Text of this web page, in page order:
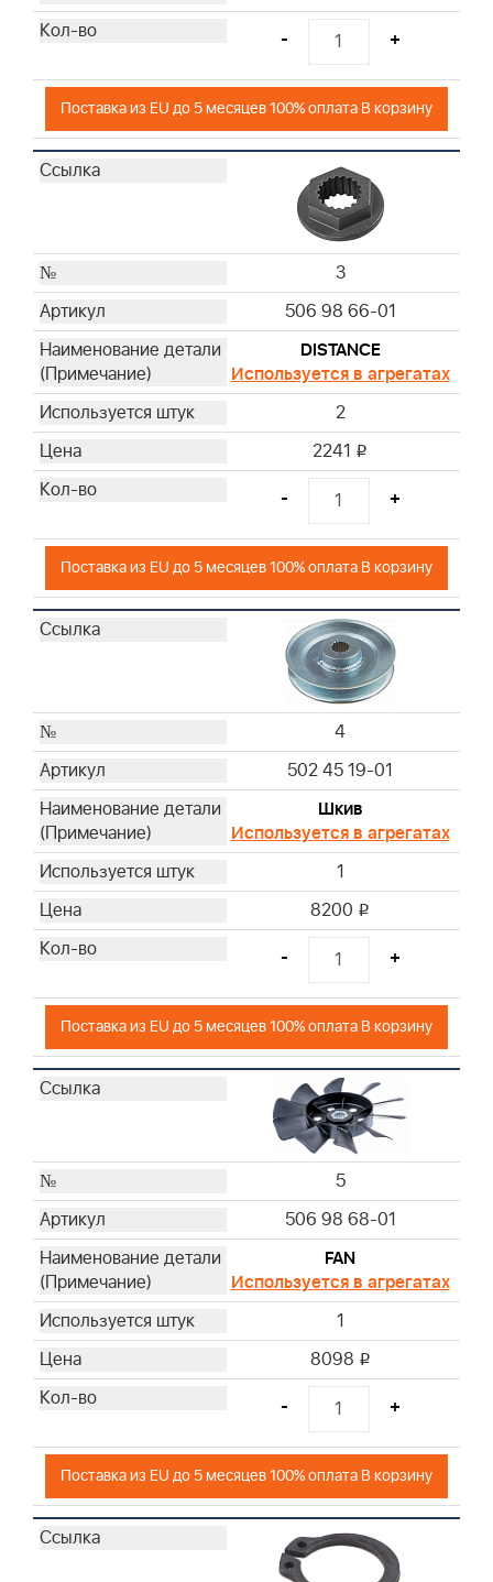
-
+
Поставка из EU до 5 месяцев 100% оплата В корзину
3
506 98 66-01
DISTANCE
Используется в агрегатах
2
2241 i
- +
Поставка из EU до 5 месяцев 100% оплата В корзину
4
502 45 19-01
Шкив
Используется в агрегатах
1
8200 i
- +
Поставка из EU до 5 месяцев 100% оплата В корзину
5
506 98 68-01
FAN
Используется в агрегатах
1
8098 i
- +
Поставка из EU до 5 месяцев 100% оплата В корзину